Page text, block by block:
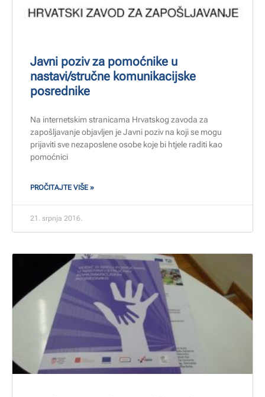
Javni poziv za pomoćnike u
nastavi/stručne komunikacijske
posrednike
Na internetskim stranicama Hrvatskog zavoda za
zapošljavanje objavljen je Javni poziv na koji se mogu
prijaviti sve nezaposlene osobe koje bi htjele raditi kao
pomoćnici
PROČITAJTE VIŠE »
21. srpnja 2016.